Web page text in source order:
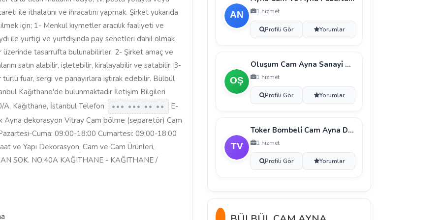
ile ithalatını ve ihracatını yapmak. Şirket yukarıda
için; 1- Menkul kıymetler aracılık faaliyeti ve
ile yurtiçi ve yurtdışında pay senetleri dahil olmak
tasarrufta bulunabilirler. 2- Şirket amaç ve
satın alabilir, işletebilir, kiralayabilir ve satabilir. 3-
fuar, sergi ve panayırlara iştirak edebilir. Bülbül
Kağıthane'de bulunmaktadır İletişim Bilgileri
Kağıthane, İstanbul Telefon:
••• ••• •• ••
E-
dekorasyon Vitray Cam bölme (separetör) Cam
Cuma: 09:00-18:00 Cumartesi: 09:00-18:00
ve Yapı Dekorasyon, Cam ve Cam Ürünleri,
SOK. NO:40A KAĞITHANE - KAĞITHANE /
1 hizmet
Profili Gör Yorumlar
Oluşum Cam Ayna Sanayi̇ Ve Ti̇caret Anoni̇m Şi̇rketi̇
1 hizmet
Profili Gör Yorumlar
Toker Bombeli̇ Cam Ayna Dekorasyon İnşaat Sanayi̇ Ve
1 hizmet
Profili Gör Yorumlar